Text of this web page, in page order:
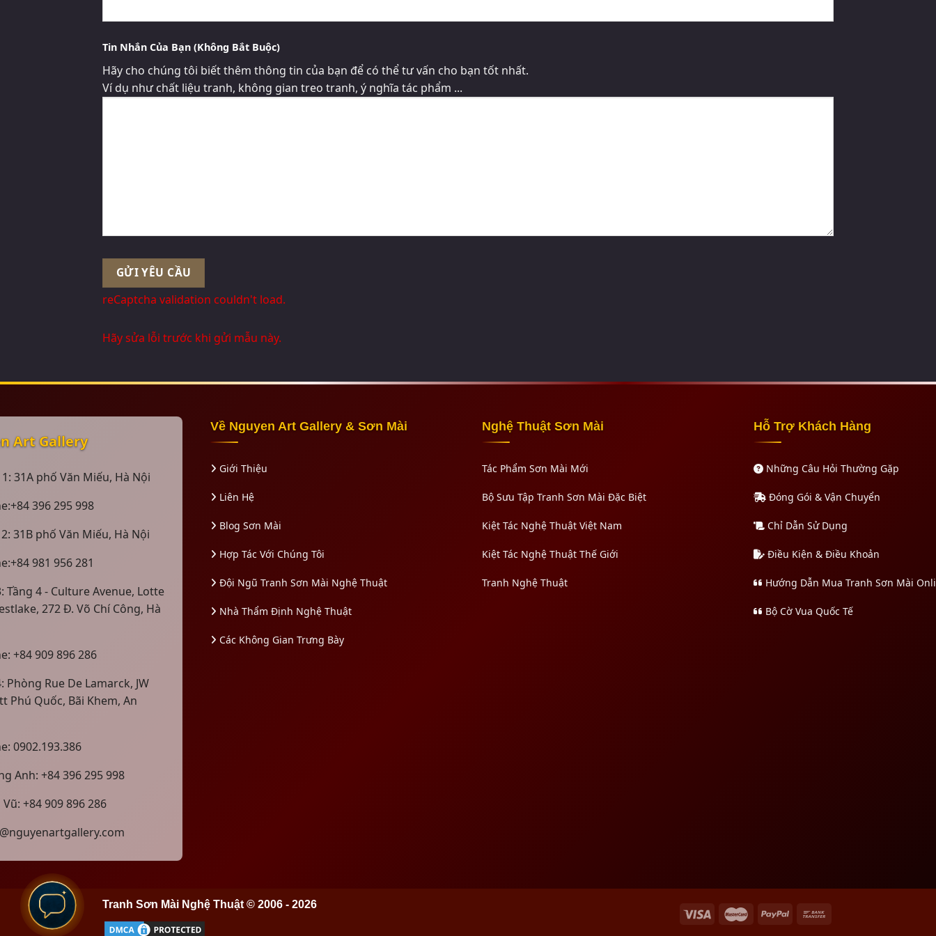
Tin Nhắn Của Bạn (Không Bắt Buộc)
Hãy cho chúng tôi biết thêm thông tin của bạn để có thể tư vấn cho bạn tốt nhất.
Ví dụ như chất liệu tranh, không gian treo tranh, ý nghĩa tác phẩm ...
reCaptcha validation couldn't load.
Hãy sửa lỗi trước khi gửi mẫu này.
Art Gallery
1: 31A phố Văn Miếu, Hà Nội
396 295 998
31B phố Văn Miếu, Hà Nội
981 956 281
Tầng 4 - Culture Avenue, Lotte
272 Đ. Võ Chí Công, Hà
+84 909 896 286
Phòng Rue De Lamarck, JW
Phú Quốc, Bãi Khem, An
0902.193.386
Anh: +84 396 295 998
+84 909 896 286
Về Nguyen Art Gallery & Sơn Mài
Giới Thiệu
Liên Hệ
Blog Sơn Mài
Hợp Tác Với Chúng Tôi
Đội Ngũ Tranh Sơn Mài Nghệ Thuật
Nhà Thẩm Định Nghệ Thuật
Các Không Gian Trưng Bày
Nghệ Thuật Sơn Mài
Tác Phẩm Sơn Mài Mới
Bộ Sưu Tập Tranh Sơn Mài Đặc Biệt
Kiệt Tác Nghệ Thuật Việt Nam
Kiệt Tác Nghệ Thuật Thế Giới
Tranh Nghệ Thuật
Hỗ Trợ Khách Hàng
Những Câu Hỏi Thường Gặp
Đóng Gói & Vận Chuyển
Chỉ Dẫn Sử Dụng
Điều Kiện & Điều Khoản
Hướng Dẫn Mua Tranh Sơn Mài
Bộ Cờ Vua Quốc Tế
Tranh Sơn Mài Nghệ Thuật © 2006 - 2026